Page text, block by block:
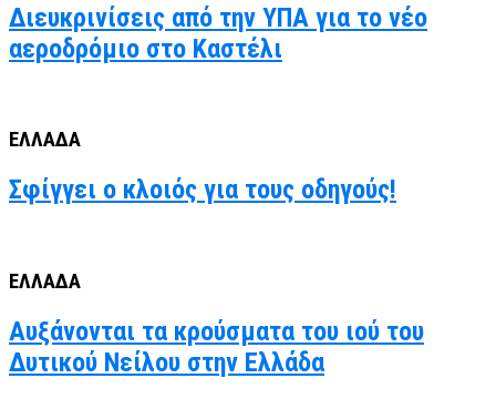
Διευκρινίσεις από την ΥΠΑ για το νέο
αεροδρόμιο στο Καστέλι
ΕΛΛΑΔΑ
Σφίγγει ο κλοιός για τους οδηγούς!
ΕΛΛΑΔΑ
Αυξάνονται τα κρούσματα του ιού του
Δυτικού Νείλου στην Ελλάδα